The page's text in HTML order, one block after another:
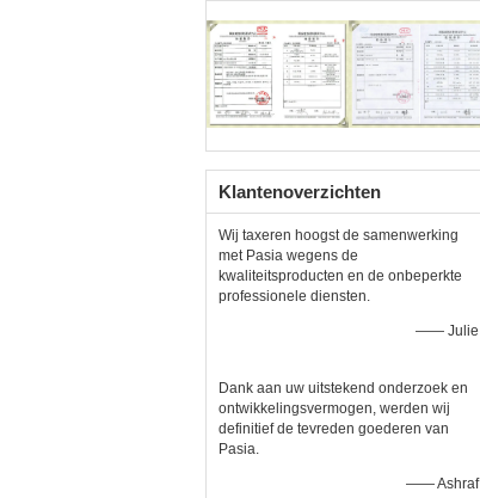
Klantenoverzichten
Wij taxeren hoogst de samenwerking
met Pasia wegens de
kwaliteitsproducten en de onbeperkte
professionele diensten.
—— Julie
Dank aan uw uitstekend onderzoek en
ontwikkelingsvermogen, werden wij
definitief de tevreden goederen van
Pasia.
—— Ashraf